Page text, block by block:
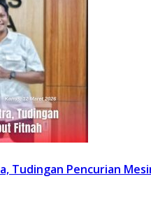
Tudingan Pencurian